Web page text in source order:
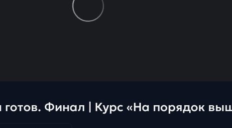
готов. Финал | Курс «На порядок